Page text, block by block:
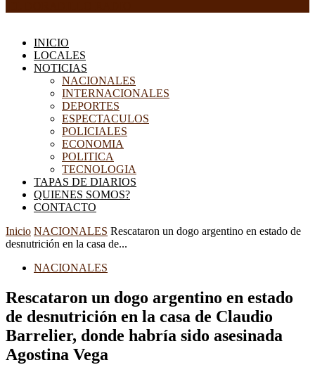
INICIO
LOCALES
NOTICIAS
NACIONALES
INTERNACIONALES
DEPORTES
ESPECTACULOS
POLICIALES
ECONOMIA
POLITICA
TECNOLOGIA
TAPAS DE DIARIOS
QUIENES SOMOS?
CONTACTO
Inicio NACIONALES Rescataron un dogo argentino en estado de
desnutrición en la casa de...
NACIONALES
Rescataron un dogo argentino en estado
de desnutrición en la casa de Claudio
Barrelier, donde habría sido asesinada
Agostina Vega